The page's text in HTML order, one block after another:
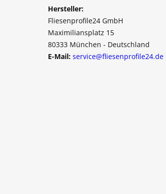
Hersteller:
Fliesenprofile24 GmbH
Maximiliansplatz 15
80333 München - Deutschland
E-Mail: service@fliesenprofile24.de